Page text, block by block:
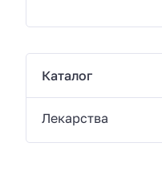
Каталог
Лекарства